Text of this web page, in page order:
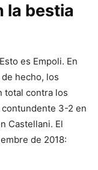
la bestia
Esto es Empoli. En
hecho, los
total contra los
contundente 3-2 en
Castellani. El
de 2018: